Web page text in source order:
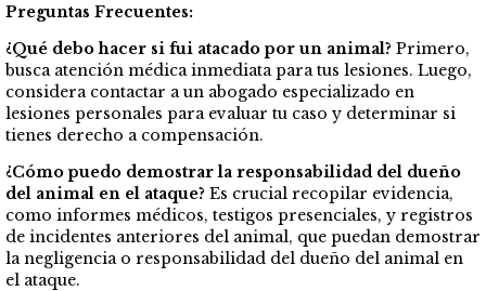
Preguntas Frecuentes:
¿Qué debo hacer si fui atacado por un animal? Primero,
busca atención médica inmediata para tus lesiones. Luego,
considera contactar a un abogado especializado en
lesiones personales para evaluar tu caso y determinar si
tienes derecho a compensación.
¿Cómo puedo demostrar la responsabilidad del dueño
del animal en el ataque? Es crucial recopilar evidencia,
como informes médicos, testigos presenciales, y registros
de incidentes anteriores del animal, que puedan demostrar
la negligencia o responsabilidad del dueño del animal en
el ataque.